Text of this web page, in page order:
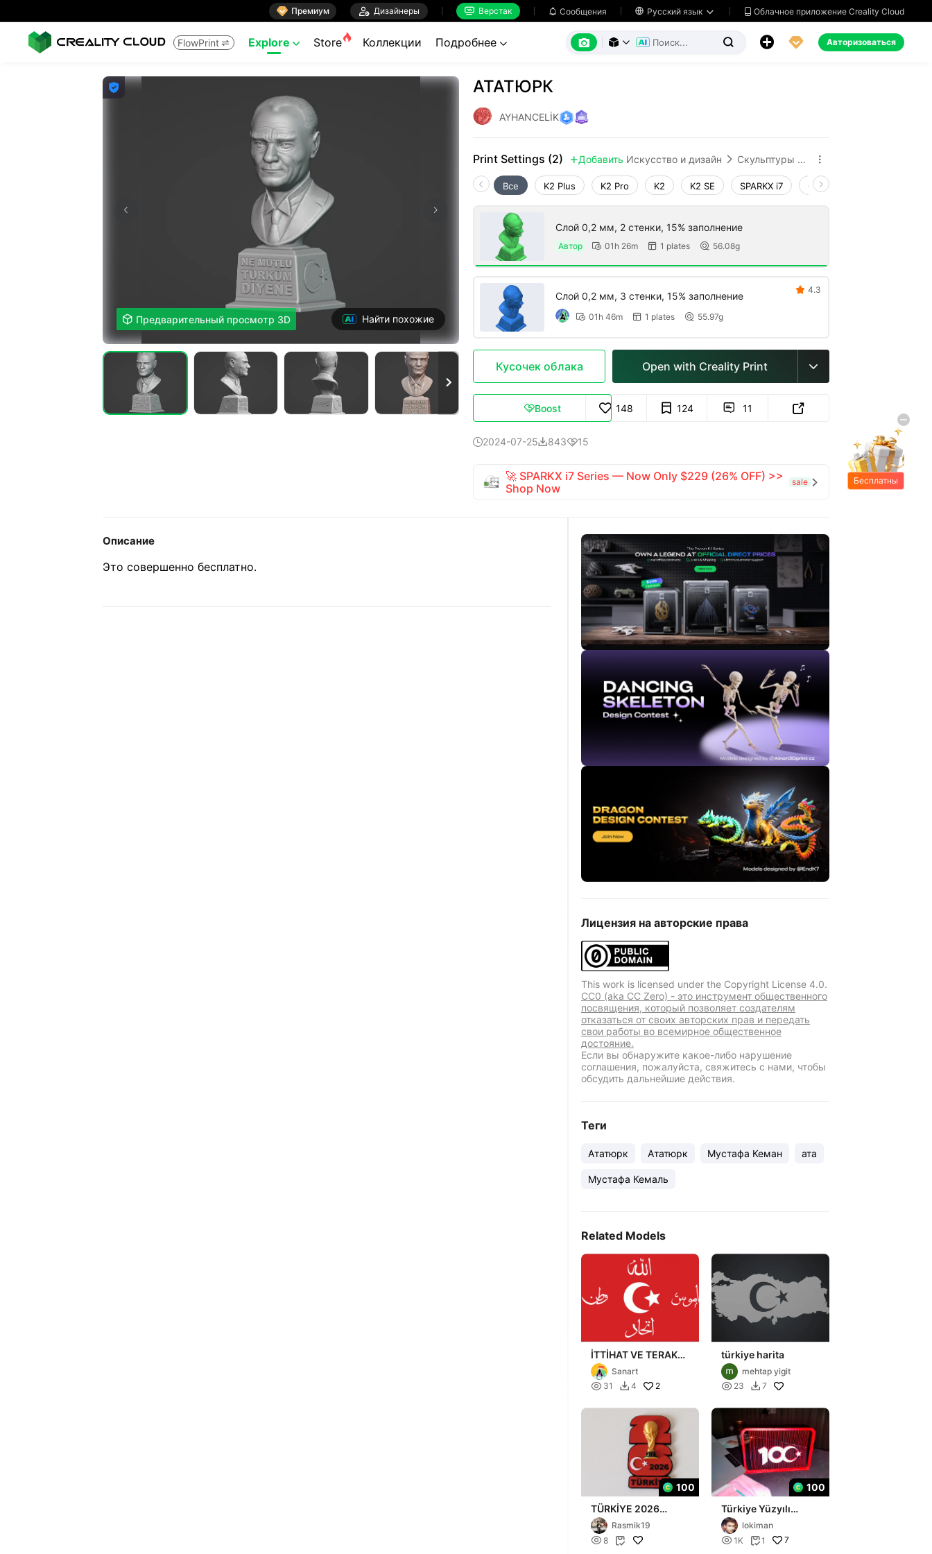
 Премиум  Дизайнеры  Верстак  Сообщения  Русский язык   Облачное приложение Creality Cloud
FlowPrint  Explore  Store Коллекции Подробнее        Авторизоваться

 Предварительный просмотр 3D Найти похожие

АТАТЮРК
AYHANCELİK
Print Settings (2)  Добавить Искусство и дизайн  Скульптуры и произведения искусства 
Все K2 Plus K2 Pro K2 K2 SE SPARKX i7 Creality Hi
Слой 0,2 мм, 2 стенки, 15% заполнение
Автор  01h 26m  1 plates  56.08g
Слой 0,2 мм, 3 стенки, 15% заполнение
 01h 46m  1 plates  55.97g
 4.3
Кусочек облака Open with Creality Print 
Boost 148 124  11 
2024-07-2584315
🚀 SPARKX i7 Series — Now Only $229 (26% OFF) >>
Shop Now
sale 
Описание
Это совершенно бесплатно.
Лицензия на авторские права
This work is licensed under the Copyright License 4.0.
CC0 (aka CC Zero) - это инструмент общественного
посвящения, который позволяет создателям
отказаться от своих авторских прав и передать
свои работы во всемирное общественное
достояние.
Если вы обнаружите какое-либо нарушение
соглашения, пожалуйста, свяжитесь с нами, чтобы
обсудить дальнейшие действия.
Теги
Ататюрк Ататюрк Мустафа Кеман ата
Мустафа Кемаль
Related Models
İTTİHAT VE TERAKKİ
BAYRAĞI
Sanart
 31  4 2
türkiye harita
mehtap yigit
 23  7
100
TÜRKİYE 2026
WORLD CUP
Rasmik19
 8 
100
Türkiye Yüzyılı
String Art
lokiman
 1K 1 7
Бесплатны